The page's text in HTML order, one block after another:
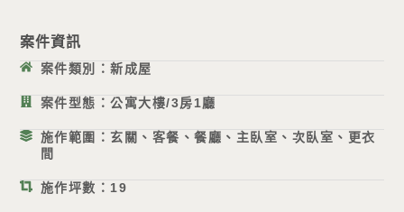
案件資訊
案件類別：新成屋
案件型態：公寓大樓/3房1廳
施作範圍：玄關、客餐、餐廳、主臥室、次臥室、更衣
間
施作坪數：19